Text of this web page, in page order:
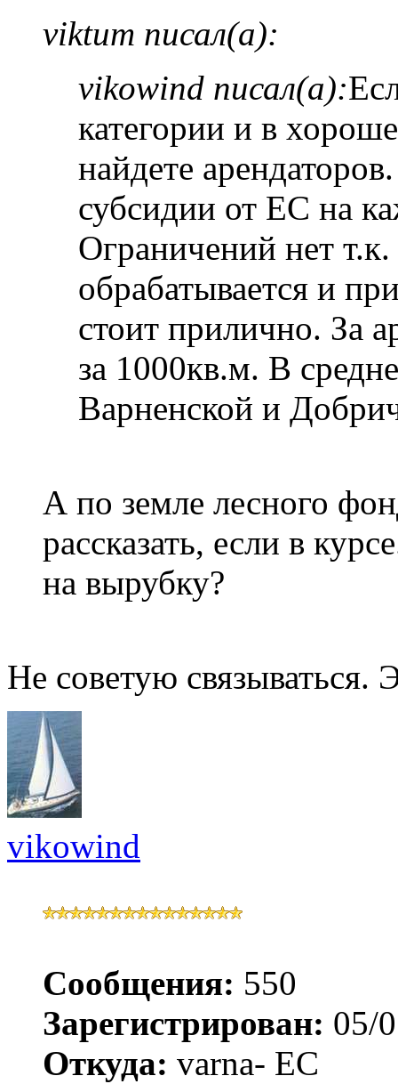
viktum писал(а):
vikowind писал(а):
категории и в
найдете
субсидии от ЕС на
Ограничений нет
обрабатывается и
стоит прилично. За
за 1000кв.м. В
Варненской и
А по земле лесного
рассказать, если в
на вырубку?
Не советую связываться.
vikowind
Сообщения: 550
Зарегистрирован: 05/
Откуда: varna- ЕС